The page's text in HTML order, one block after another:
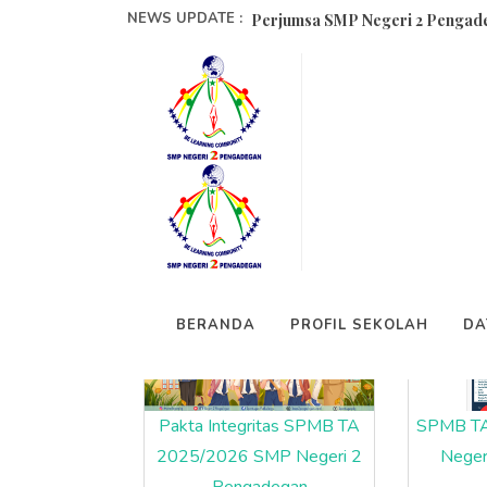
NEWS UPDATE : Perjumsa SMP Negeri 2
SMP Negeri 2 Pengadegan
Upacara Peringatan Hari
Berlangsung Hangat,
SMPN 2 Pengadegan Peringati
Pengurus OSIS Baru SMP
SMP Negeri 2 Pengadegan
BERANDA PROFIL SEKOLAH
Galeri Sekolah
Pakta Integritas SPMB TA
2025/2026 SMP Negeri 2
SPMB